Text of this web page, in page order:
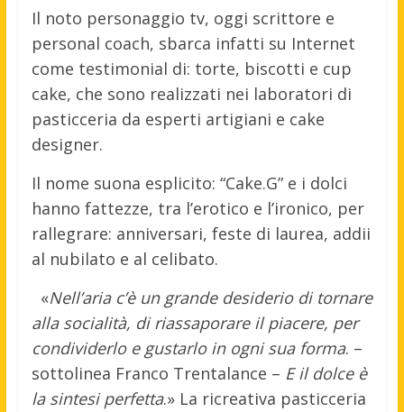
Il noto personaggio tv, oggi scrittore e
personal coach, sbarca infatti su Internet
come testimonial di: torte, biscotti e cup
cake, che sono realizzati nei laboratori di
pasticceria da esperti artigiani e cake
designer.
Il nome suona esplicito: “Cake.G” e i dolci
hanno fattezze, tra l’erotico e l’ironico, per
rallegrare: anniversari, feste di laurea, addii
al nubilato e al celibato.
«Nell’aria c’è un grande desiderio di tornare
alla socialità, di riassaporare il piacere, per
condividerlo e gustarlo in ogni sua forma. –
sottolinea Franco Trentalance – E il dolce è
la sintesi perfetta.» La ricreativa pasticceria